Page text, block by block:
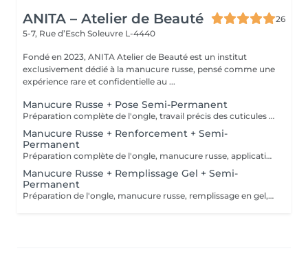
ANITA – Atelier de Beauté
26
5-7, Rue d’Esch Soleuvre L-4440
Fondé en 2023, ANITA Atelier de Beauté est un institut
exclusivement dédié à la manucure russe, pensé comme une
expérience rare et confidentielle au ...
Manucure Russe + Pose Semi-Permanent
Préparation complète de l'ongle, travail précis des cuticules en manucure russe, puis pose d'une base, du vernis semi-permanent et d'un top coat pour un résultat net, brillant et longue tenue.
Manucure Russe + Renforcement + Semi-
Permanent
Préparation complète de l'ongle, manucure russe, application d'un renfort avec base teintée naturelle, puis pose du vernis semi-permanent et du top coat pour une finition nette et durable.
Manucure Russe + Remplissage Gel + Semi-
Permanent
Préparation de l'ongle, manucure russe, remplissage en gel, puis pose du semi-permanent et du top coat pour un rendu net et durable.